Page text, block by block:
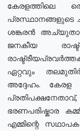
കേരളത്തിലെ
പ്രസ്ഥാനങ്ങളുടെ
ശങ്കരൻ
ജനകീയ
ഏറ്റവും
അദ്ദേഹം. കേരള
ഭരണപരിഷ്കാര
എമ്മിന്റെ